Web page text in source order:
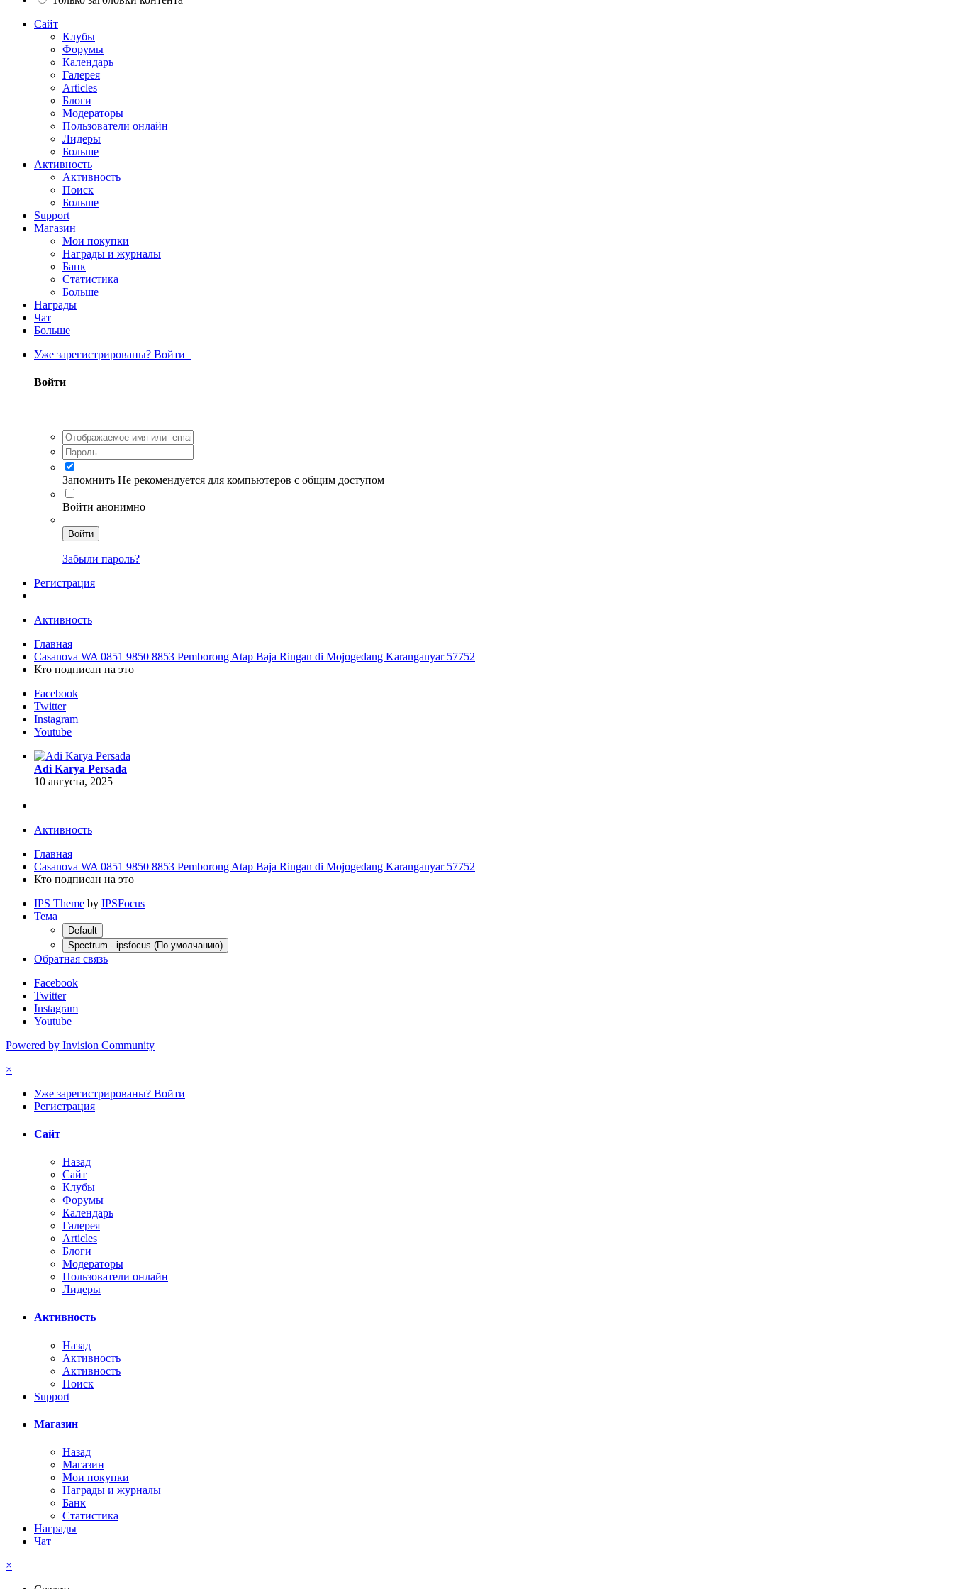
Сайт
Клубы
Форумы
Календарь
Галерея
Articles
Блоги
Модераторы
Пользователи онлайн
Лидеры
Больше
Активность
Активность
Поиск
Больше
Support
Магазин
Мои покупки
Награды и журналы
Банк
Статистика
Больше
Награды
Чат
Больше
Уже зарегистрированы? Войти
Войти
Запомнить Не рекомендуется для компьютеров с общим доступом
Войти анонимно
Войти
Забыли пароль?
Регистрация
Активность
Главная
Casanova WA 0851 9850 8853 Pemborong Atap Baja Ringan di Mojogedang Karanganyar 57752
Кто подписан на это
Facebook
Twitter
Instagram
Youtube
Adi Karya Persada
10 августа, 2025
Активность
Главная
Casanova WA 0851 9850 8853 Pemborong Atap Baja Ringan di Mojogedang Karanganyar 57752
Кто подписан на это
IPS Theme by IPSFocus
Тема
Default
Spectrum - ipsfocus (По умолчанию)
Обратная связь
Facebook
Twitter
Instagram
Youtube
Powered by Invision Community
×
Уже зарегистрированы? Войти
Регистрация
Сайт
Назад
Сайт
Клубы
Форумы
Календарь
Галерея
Articles
Блоги
Модераторы
Пользователи онлайн
Лидеры
Активность
Назад
Активность
Активность
Поиск
Support
Магазин
Назад
Магазин
Мои покупки
Награды и журналы
Банк
Статистика
Награды
Чат
×